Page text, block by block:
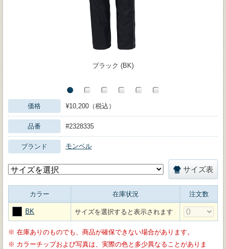
ブラック (BK)
価格 ¥10,200（税込）
品番 #2328335
ブランド モンベル
サイズ表
カラー 在庫状況 注文数
BK サイズを選択すると表示されます
※ 在庫ありのものでも、商品が確保できない場合があります。
※ カラーチップおよび写真は、実際の色と多少異なることがありま